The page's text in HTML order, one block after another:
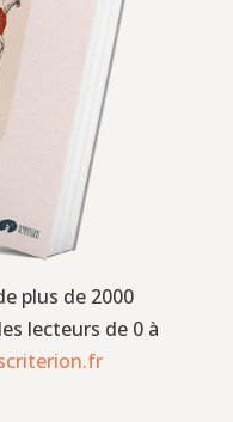
plus de 2000
lecteurs de 0 à